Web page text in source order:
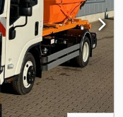
asistents,
papildu priekšējie
pastiprinātājs, vilces